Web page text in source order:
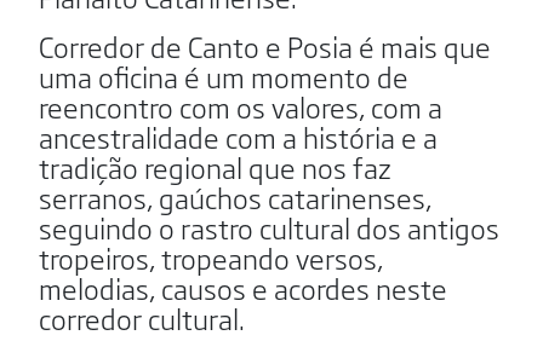
Corredor de Canto e Posia é mais que
uma oficina é um momento de
reencontro com os valores, com a
ancestralidade com a história e a
tradição regional que nos faz
serranos, gaúchos catarinenses,
seguindo o rastro cultural dos antigos
tropeiros, tropeando versos,
melodias, causos e acordes neste
corredor cultural.